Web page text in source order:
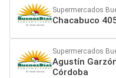
Supermercados
Chacabuco
Supermercados
Agustín
Córdoba